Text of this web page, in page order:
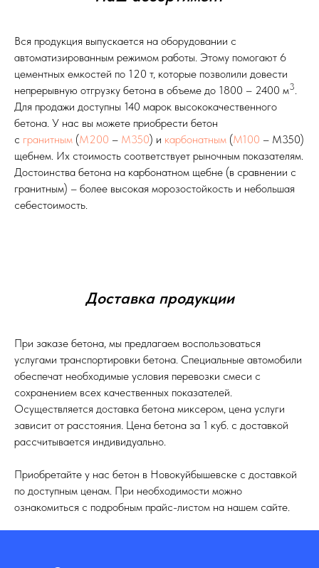
Вся продукция выпускается на оборудовании с
автоматизированным режимом работы. Этому помогают 6
цементных емкостей по 120 т, которые позволили довести
непрерывную отгрузку бетона в объеме до 1800 – 2400 м3.
Для продажи доступны 140 марок высококачественного
бетона. У нас вы можете приобрести бетон
с гранитным (М200 – М350) и карбонатным (М100 – М350)
щебнем. Их стоимость соответствует рыночным показателям.
Достоинства бетона на карбонатном щебне (в сравнении с
гранитным) – более высокая морозостойкость и небольшая
себестоимость.
Доставка продукции
При заказе бетона, мы предлагаем воспользоваться
услугами транспортировки бетона. Специальные автомобили
обеспечат необходимые условия перевозки смеси с
сохранением всех качественных показателей.
Осуществляется доставка бетона миксером, цена услуги
зависит от расстояния. Цена бетона за 1 куб. с доставкой
рассчитывается индивидуально.
Приобретайте у нас бетон в Новокуйбышевске с доставкой
по доступным ценам. При необходимости можно
ознакомиться с подробным прайс-листом на нашем сайте.